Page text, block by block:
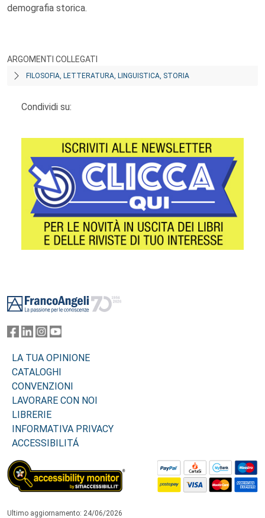
demografia storica.
ARGOMENTI COLLEGATI
FILOSOFIA, LETTERATURA, LINGUISTICA, STORIA
Condividi su:
LA TUA OPINIONE
CATALOGHI
CONVENZIONI
LAVORARE CON NOI
LIBRERIE
INFORMATIVA PRIVACY
ACCESSIBILITÁ
Ultimo aggiornamento: 24/06/2026